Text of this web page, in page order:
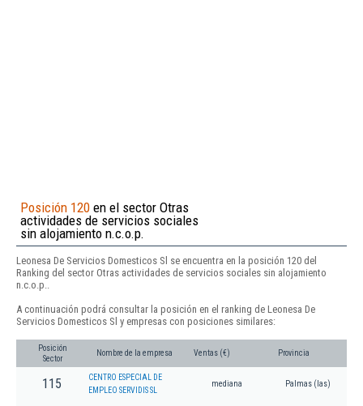
Posición 120 en el sector Otras
actividades de servicios sociales
sin alojamiento n.c.o.p.
Leonesa De Servicios Domesticos Sl se encuentra en la posición 120 del
Ranking del sector Otras actividades de servicios sociales sin alojamiento
n.c.o.p..
A continuación podrá consultar la posición en el ranking de Leonesa De
Servicios Domesticos Sl y empresas con posiciones similares:
Posición
Sector
Nombre de la empresa Ventas (€) Provincia
115
CENTRO ESPECIAL DE
EMPLEO SERVIDIS SL
mediana Palmas (las)